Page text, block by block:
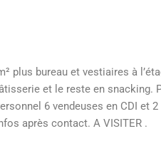
plus bureau et vestiaires à
et le reste en
6 vendeuses en CDI et
après contact. A VISITER .